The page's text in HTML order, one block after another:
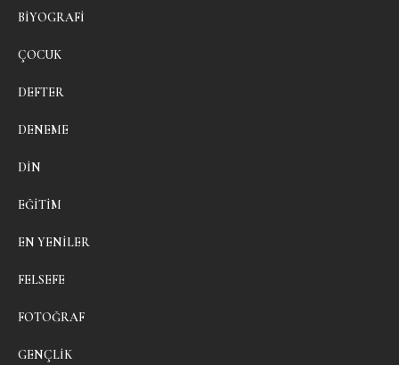
BIYOGRAFI
ÇOCUK
DEFTER
DENEME
DIN
EĞITIM
EN YENILER
FELSEFE
FOTOĞRAF
GENÇLIK